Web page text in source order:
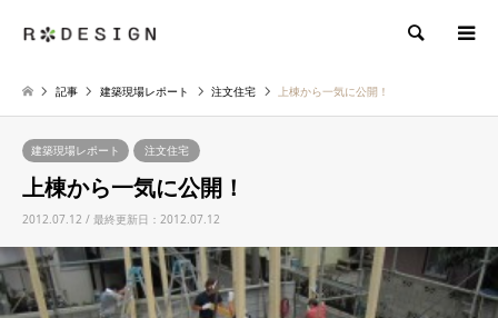
検索
記事 建築現場レポート 注文住宅 上棟から一気に公開！
建築現場レポート 注文住宅
上棟から一気に公開！
2012.07.12 / 最終更新日：2012.07.12